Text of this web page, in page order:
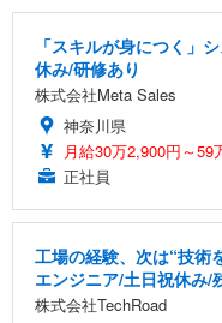
「スキルが身につく」
休み/研修あり
株式会社Meta Sales
神奈川県
月給30万2,900円～59
正社員
工場の経験、次は“技術
エンジニア/土日祝休み/
株式会社TechRoad